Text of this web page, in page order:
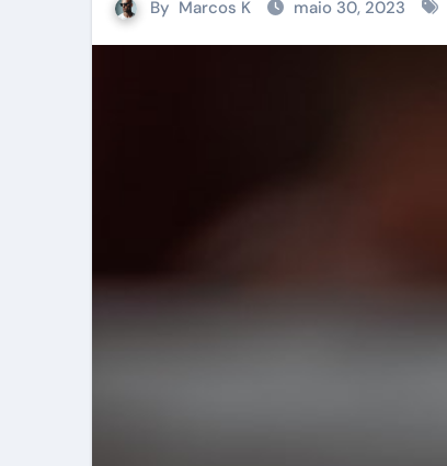
By Marcos K maio 30, 2023